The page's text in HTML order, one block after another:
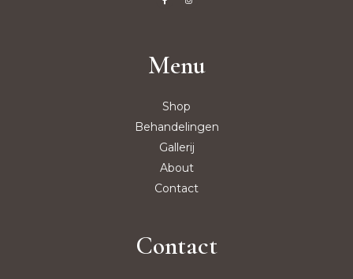
Menu
Shop
Behandelingen
Gallerij
About
Contact
Contact